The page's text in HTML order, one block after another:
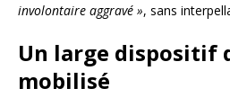
involontaire aggravé », sans
Un large dispositif
mobilisé